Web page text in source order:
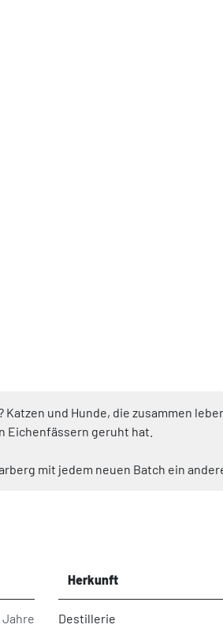
und Hunde, die zusammen
Eichenfässern geruht hat.
mit jedem neuen Batch ein
Jahre
Herkunft
Destillerie